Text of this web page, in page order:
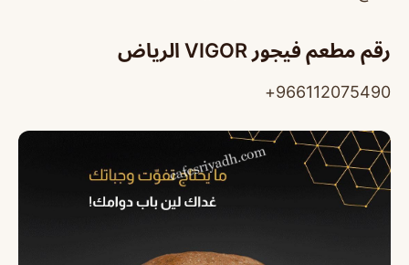
رقم مطعم فيجور VIGOR الرياض
966112075490+